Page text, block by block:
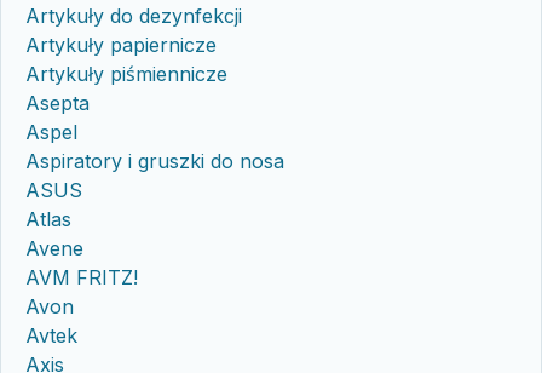
Artykuły do dezynfekcji
Artykuły papiernicze
Artykuły piśmiennicze
Asepta
Aspel
Aspiratory i gruszki do nosa
ASUS
Atlas
Avene
AVM FRITZ!
Avon
Avtek
Axis